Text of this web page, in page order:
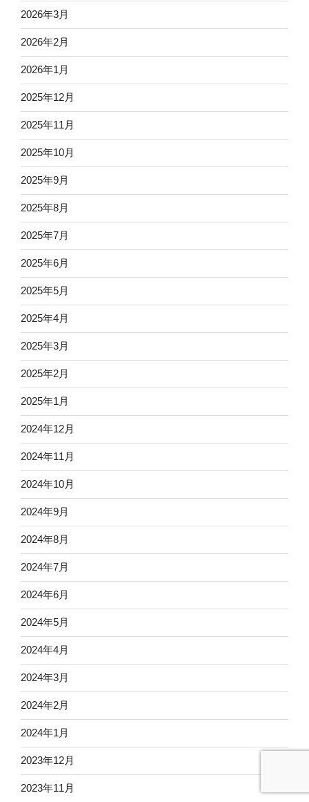
2026年3月
2026年2月
2026年1月
2025年12月
2025年11月
2025年10月
2025年9月
2025年8月
2025年7月
2025年6月
2025年5月
2025年4月
2025年3月
2025年2月
2025年1月
2024年12月
2024年11月
2024年10月
2024年9月
2024年8月
2024年7月
2024年6月
2024年5月
2024年4月
2024年3月
2024年2月
2024年1月
2023年12月
2023年11月